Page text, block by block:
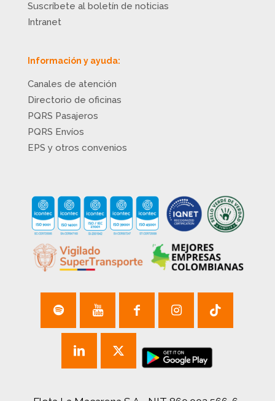
Suscríbete al boletín de noticias
Intranet
Información y ayuda:
Canales de atención
Directorio de oficinas
PQRS Pasajeros
PQRS Envíos
EPS y otros convenios